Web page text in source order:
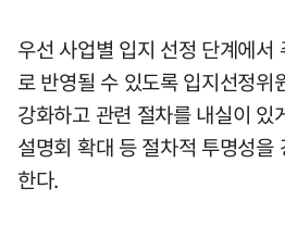
우선 사업별 입지 선정 단계에서
로 반영될 수 있도록 입지선정위
강화하고 관련 절차를 내실이 있
설명회 확대 등 절차적 투명성을
한다.